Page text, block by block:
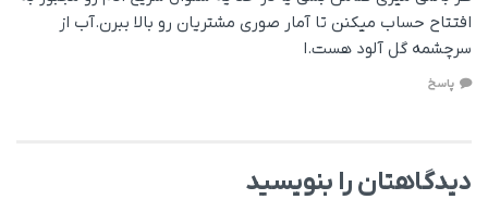
افتتاح حساب میکنن تا آمار صوری مشتریان رو بالا ببرن.آب از
سرچشمه گل آلود هست.ا
پاسخ
دیدگاهتان را بنویسید